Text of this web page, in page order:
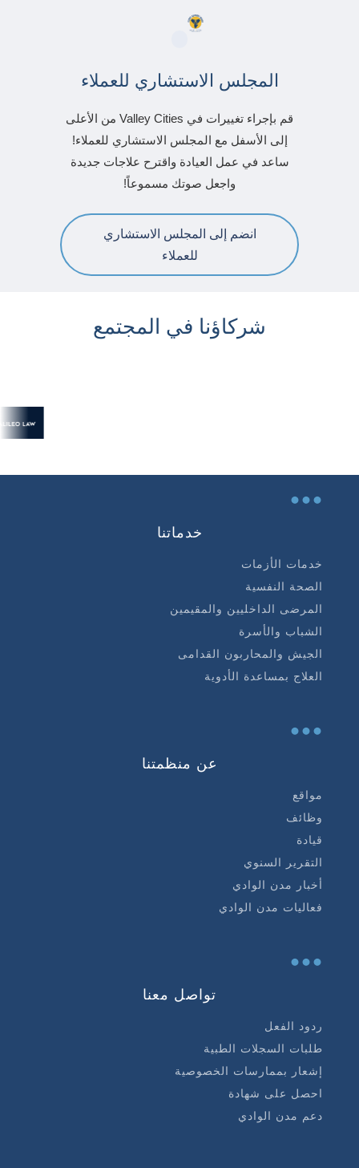
المجلس الاستشاري للعملاء
قم بإجراء تغييرات في Valley Cities من الأعلى
إلى الأسفل مع المجلس الاستشاري للعملاء!
ساعد في عمل العيادة واقترح علاجات جديدة
واجعل صوتك مسموعاً!
انضم إلى المجلس الاستشاري
للعملاء
شركاؤنا في المجتمع
...
خدماتنا
خدمات الأزمات
الصحة النفسية
المرضى الداخليين والمقيمين
الشباب والأسرة
الجيش والمحاربون القدامى
العلاج بمساعدة الأدوية
...
عن منظمتنا
مواقع
وظائف
قيادة
التقرير السنوي
أخبار مدن الوادي
فعاليات مدن الوادي
...
تواصل معنا
ردود الفعل
طلبات السجلات الطبية
إشعار بممارسات الخصوصية
احصل على شهادة
دعم مدن الوادي